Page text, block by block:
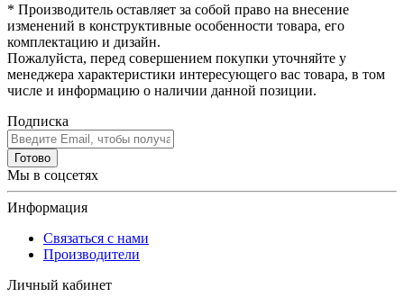
* Производитель оставляет за собой право на внесение
изменений в конструктивные особенности товара, его
комплектацию и дизайн.
Пожалуйста, перед совершением покупки уточняйте у
менеджера характеристики интересующего вас товара, в том
числе и информацию о наличии данной позиции.
Подписка
Готово
Мы в соцсетях
Информация
Связаться с нами
Производители
Личный кабинет